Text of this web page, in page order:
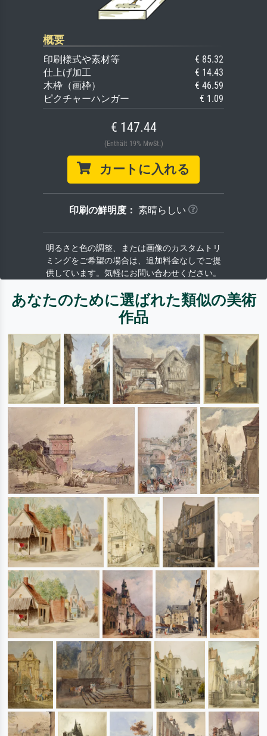
概要
印刷様式や素材等
€ 85.32
仕上げ加工
€ 14.43
木枠（画枠）
€ 46.59
ピクチャーハンガー
€ 1.09
€ 147.44
(Enthält 19% MwSt.)
カートに入れる
印刷の鮮明度： 素晴らしい
明るさと色の調整、または画像のカスタムトリ
ミングをご希望の場合は、追加料金なしでご提
供しています。気軽にお問い合わせください。
あなたのために選ばれた類似の美術
作品